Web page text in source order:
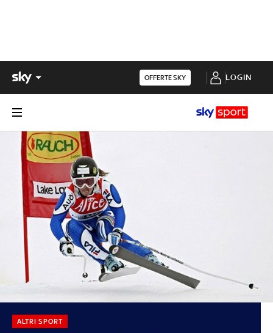
OFFERTE SKY LOGIN
ALTRI SPORT